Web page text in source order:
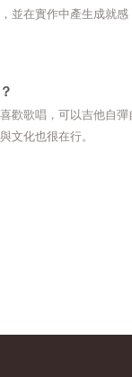
並在實作中產生成就感
歡歌唱，可以吉他自彈
文化也很在行。